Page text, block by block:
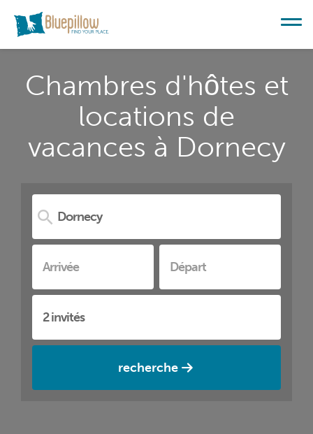
Chambres d'hôtes et
locations de
vacances à Dornecy
recherche